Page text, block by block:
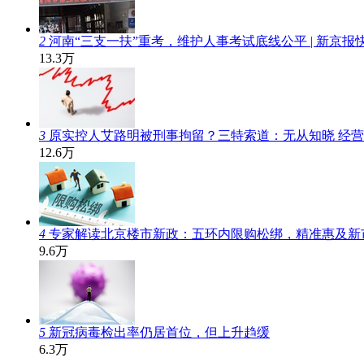
2 河南“三支一扶”重考，维护人事考试底线公平 | 新京报
13.3万
3 原实控人艾路明被刑事拘留？三特索道：无从知晓 经
12.6万
4 专家解读北京楼市新政：五环内限购松绑，精准惠及
9.6万
5 新冠病毒检出率仍居首位，但上升趋缓
6.3万